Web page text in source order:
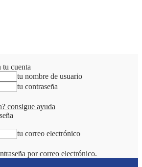
tu cuenta
tu nombre de usuario
tu contraseña
consigue ayuda
tu correo electrónico
por correo electrónico.